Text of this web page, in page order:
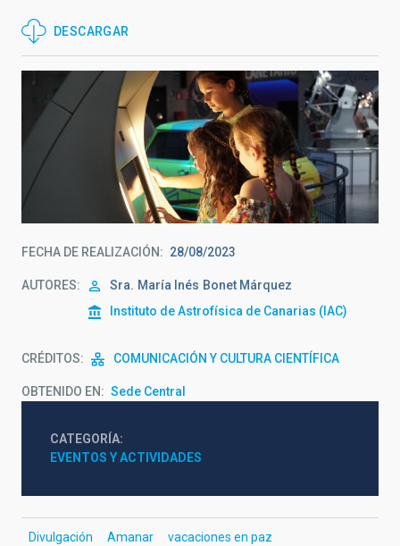
DESCARGAR
FECHA DE REALIZACIÓN 28/08/2023
AUTORES Sra. María Inés Bonet Márquez
Instituto de Astrofísica de Canarias (IAC)
CRÉDITOS COMUNICACIÓN Y CULTURA CIENTÍFICA
OBTENIDO EN Sede Central
CATEGORÍA
EVENTOS Y ACTIVIDADES
Divulgación Amanar vacaciones en paz